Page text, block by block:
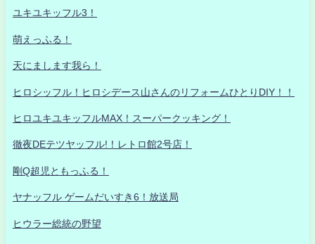
ユキユキッフル3！
萌えっふる！
天にまします我ら！
ヒロシッフル！ヒロシデース山さんのリフォームひとりDIY！！
ヒロユキユキッフルMAX！スーパークッキング！
徹夜DEテツヤッフル!！レトロ館2号店！
剛Q超児ともっふる！
ヤナッフル ゲームだいすき6！放送局
ヒウラー総統の野望